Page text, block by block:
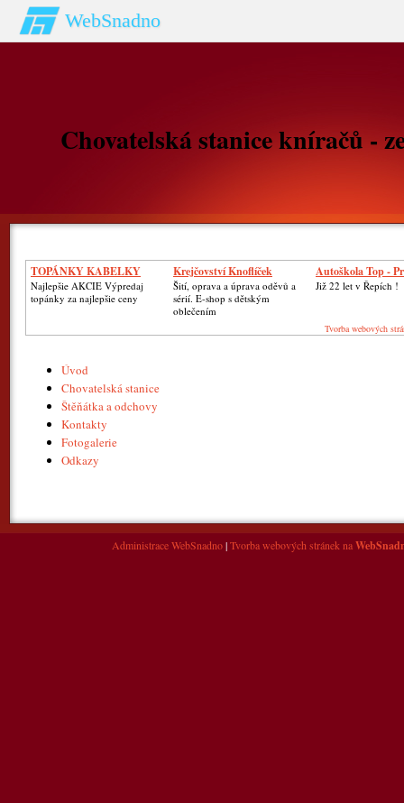
WebSnadno
Chovatelská stanice kníračů -
TOPÁNKY KABELKY
Najlepšie AKCIE Výpredaj
topánky za najlepšie ceny
Krejčovství Knoflíček
Šití, oprava a úprava oděvů a
sérií. E-shop s dětským
oblečením
Autoškola Top -
Již 22 let v Řepích !
Tvorba webových
Úvod
Chovatelská stanice
Štěňátka a odchovy
Kontakty
Fotogalerie
Odkazy
Administrace WebSnadno|Tvorba webových stránek na